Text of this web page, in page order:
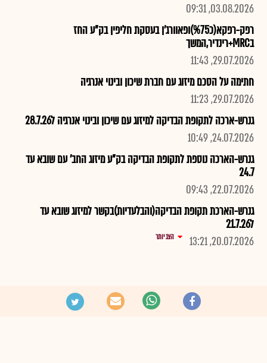
03.08.2026, 09:31
רפק-רפקא(כ%75)ופאוורג'ן בעסקת חליפין בק"ע החז
בMRC+רינדיר,המשך
29.07.2026, 11:43
חתימה על הסכם מיזוג עם חברת שיכון ובינוי אנרגיה
29.07.2026, 11:23
גנרש-ארכה לתקופת הבדיקה למיזוג עם שיכון ובינוי אנרגיה ל28.7.26
24.07.2026, 10:49
גנרש-הארכה נוספת לתקופת הבדיקה בק"ע מיזוג החב' עם שובא עד
24.7
22.07.2026, 09:43
גנרש-הארכת תקופת הבדיקה(והבלעדיות)בקשר למיזוג שובא עד
ל21.7.26
20.07.2026, 13:21
הצג יותר